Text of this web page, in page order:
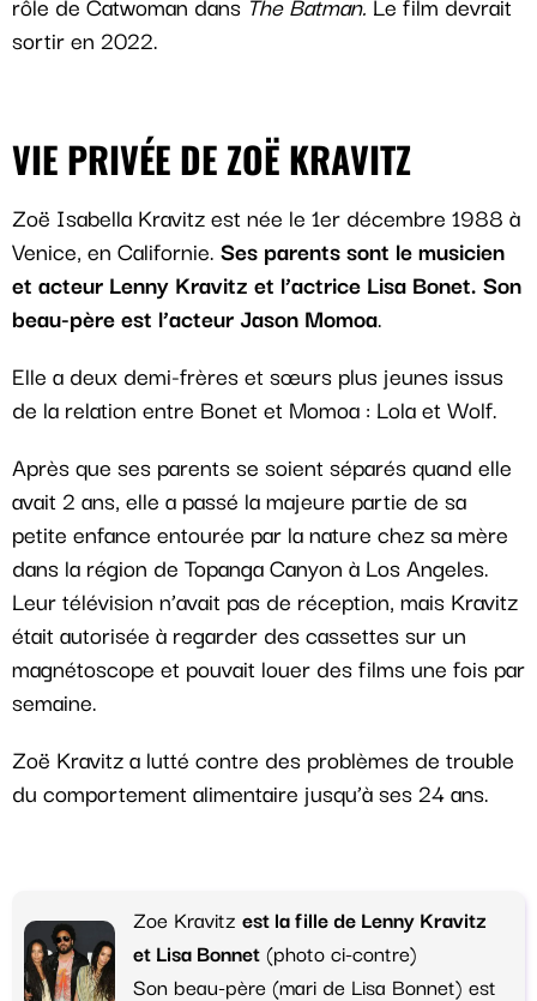
sortir en 2022.
VIE PRIVÉE DE ZOË KRAVITZ
Zoë Isabella Kravitz est née le 1er décembre 1988 à
Venice, en Californie. Ses parents sont le musicien
et acteur Lenny Kravitz et l’actrice Lisa Bonet. Son
beau-père est l’acteur Jason Momoa.
Elle a deux demi-frères et sœurs plus jeunes issus
de la relation entre Bonet et Momoa : Lola et Wolf.
Après que ses parents se soient séparés quand elle
avait 2 ans, elle a passé la majeure partie de sa
petite enfance entourée par la nature chez sa mère
dans la région de Topanga Canyon à Los Angeles.
Leur télévision n’avait pas de réception, mais Kravitz
était autorisée à regarder des cassettes sur un
magnétoscope et pouvait louer des films une fois par
semaine.
Zoë Kravitz a lutté contre des problèmes de trouble
du comportement alimentaire jusqu’à ses 24 ans.
Zoe Kravitz est la fille de Lenny Kravitz
et Lisa Bonnet(photo ci-contre)
Son beau-père (mari de Lisa Bonnet) est